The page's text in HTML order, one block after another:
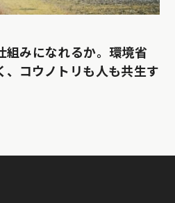
組みになれるか。環境省
、コウノトリも人も共生す